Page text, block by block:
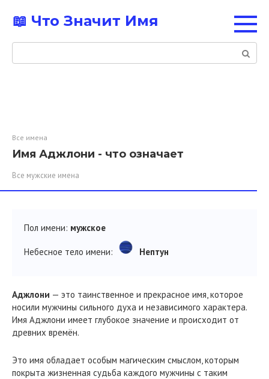
контенту
📖 Что Значит Имя
Поиск:
Все имена
Имя Аджлони - что означает
Все мужские имена
Пол имени: мужское
Небесное тело имени: Нептун
Аджлони — это таинственное и прекрасное имя, которое
носили мужчины сильного духа и независимого характера.
Имя Аджлони имеет глубокое значение и происходит от
древних времён.
Это имя обладает особым магическим смыслом, которым
покрыта жизненная судьба каждого мужчины с таким